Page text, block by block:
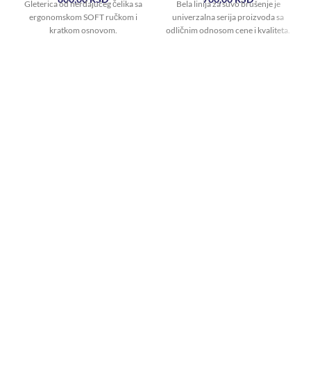
Gleterica od nerđajućeg čelika sa
ergonomskom SOFT ručkom i
kratkom osnovom.
Bela linija za suvo brušenje je
univerzalna serija proizvoda sa
odličnim odnosom cene i kvaliteta.